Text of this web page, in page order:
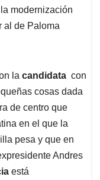
modernización
al de Paloma
la candidata con
cosas dada
de centro que
en el que la
pesa y que en
Andres
está